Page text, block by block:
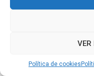
VER
Política de cookies